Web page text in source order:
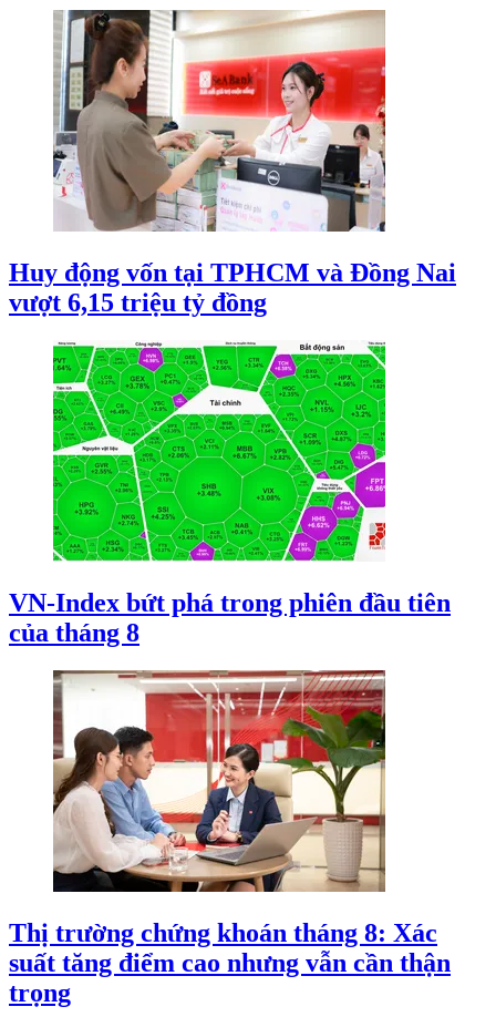
Huy động vốn tại TPHCM và Đồng Nai
vượt 6,15 triệu tỷ đồng
VN-Index bứt phá trong phiên đầu tiên
của tháng 8
Thị trường chứng khoán tháng 8: Xác
suất tăng điểm cao nhưng vẫn cần thận
trọng